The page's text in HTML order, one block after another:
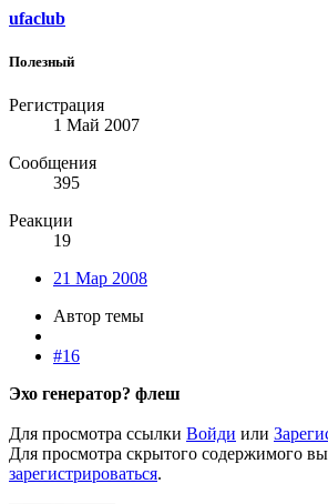
ufaclub
Полезный
Регистрация
1 Май 2007
Сообщения
395
Реакции
19
21 Мар 2008
Автор темы
#16
Эхо генератор? флеш
Для просмотра ссылки Войди или
Для просмотра скрытого содержимого
зарегистрироваться.